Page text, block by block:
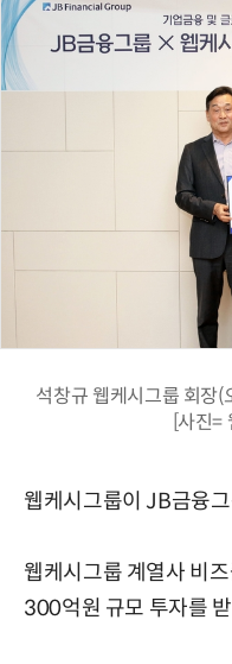
석창규 웹케시그룹 회장
[사진=
웹케시그룹이 JB금융
웹케시그룹 계열사 비
300억원 규모 투자를